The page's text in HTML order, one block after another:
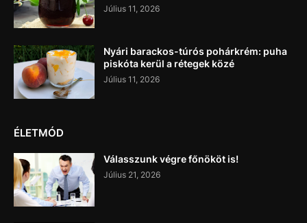
Július 11, 2026
Nyári barackos-túrós pohárkrém: puha
piskóta kerül a rétegek közé
Július 11, 2026
ÉLETMÓD
Válasszunk végre főnököt is!
Július 21, 2026